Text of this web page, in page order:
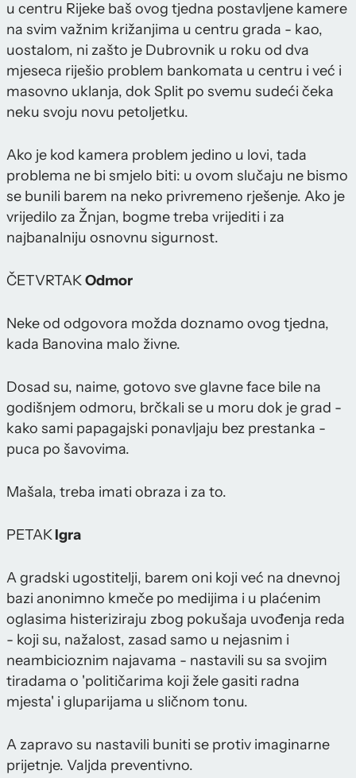
u centru Rijeke baš ovog tjedna postavljene kamere
na svim važnim križanjima u centru grada - kao,
uostalom, ni zašto je Dubrovnik u roku od dva
mjeseca riješio problem bankomata u centru i već i
masovno uklanja, dok Split po svemu sudeći čeka
neku svoju novu petoljetku.
Ako je kod kamera problem jedino u lovi, tada
problema ne bi smjelo biti: u ovom slučaju ne bismo
se bunili barem na neko privremeno rješenje. Ako je
vrijedilo za Žnjan, bogme treba vrijediti i za
najbanalniju osnovnu sigurnost.
ČETVRTAKOdmor
Neke od odgovora možda doznamo ovog tjedna,
kada Banovina malo živne.
Dosad su, naime, gotovo sve glavne face bile na
godišnjem odmoru, brčkali se u moru dok je grad -
kako sami papagajski ponavljaju bez prestanka -
puca po šavovima.
Mašala, treba imati obraza i za to.
PETAKIgra
A gradski ugostitelji, barem oni koji već na dnevnoj
bazi anonimno kmeče po medijima i u plaćenim
oglasima histeriziraju zbog pokušaja uvođenja reda
- koji su, nažalost, zasad samo u nejasnim i
neambicioznim najavama - nastavili su sa svojim
tiradama o 'političarima koji žele gasiti radna
mjesta' i gluparijama u sličnom tonu.
A zapravo su nastavili buniti se protiv imaginarne
prijetnje. Valjda preventivno.